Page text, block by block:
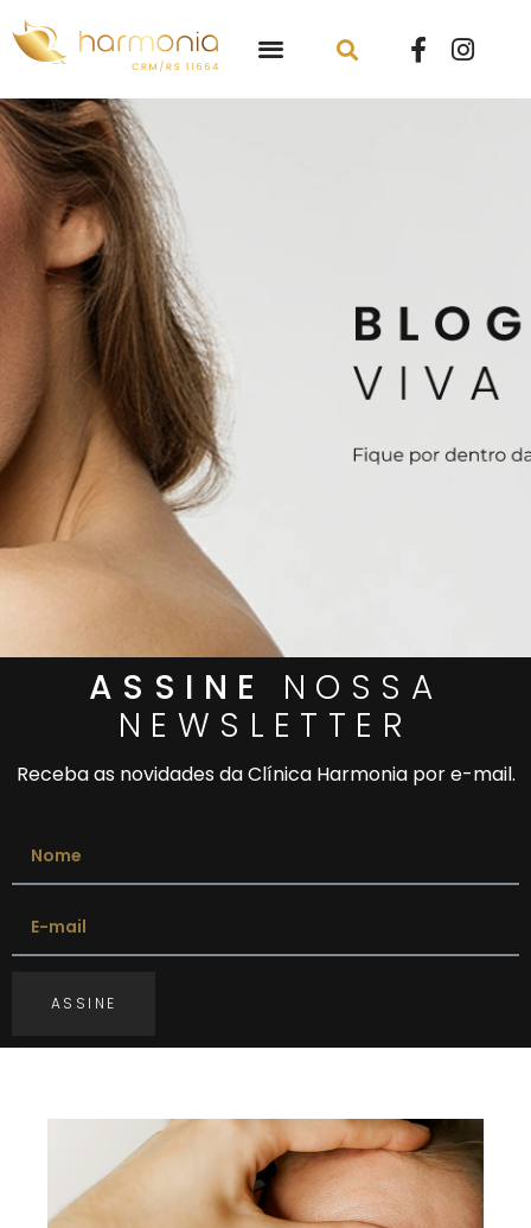
ASSINE NOSSA
NEWSLETTER
Receba as novidades da Clínica Harmonia por e-mail.
ASSINE